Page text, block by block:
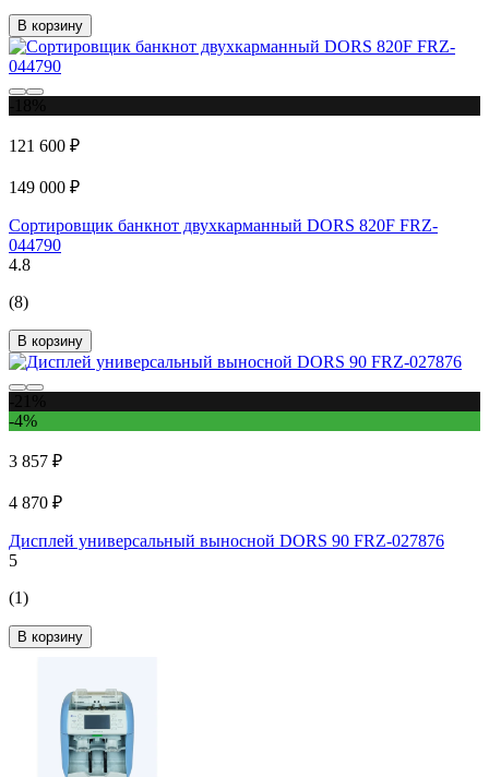
В корзину
121 600 ₽
149 000 ₽
Сортировщик банкнот двухкарманный DORS 820F FRZ-
044790
4.8
(8)
В корзину
-4%
3 857 ₽
4 870 ₽
Дисплей универсальный выносной DORS 90 FRZ-027876
5
(1)
В корзину